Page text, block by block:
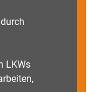
LKWs